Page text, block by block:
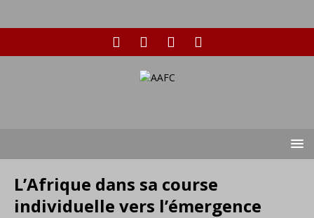
L’Afrique dans sa course
individuelle vers l’émergence